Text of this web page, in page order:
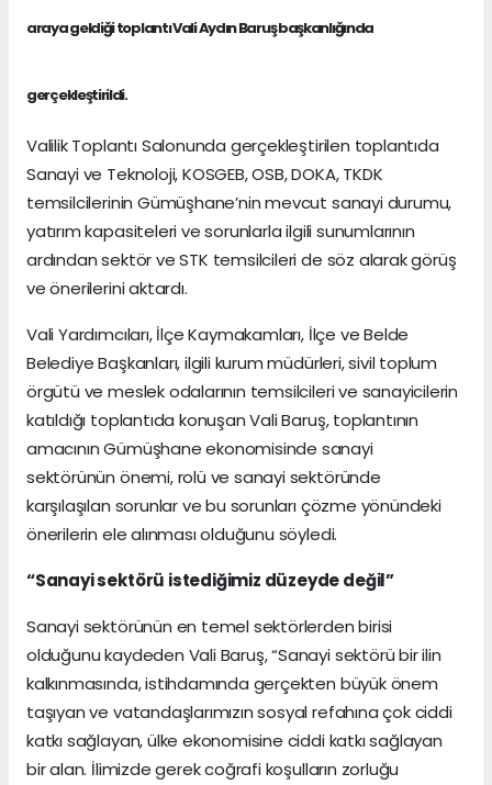
araya geldiği toplantı Vali Aydın Baruş başkanlığında
gerçekleştirildi.
Valilik Toplantı Salonunda gerçekleştirilen toplantıda
Sanayi ve Teknoloji, KOSGEB, OSB, DOKA, TKDK
temsilcilerinin Gümüşhane’nin mevcut sanayi durumu,
yatırım kapasiteleri ve sorunlarla ilgili sunumlarının
ardından sektör ve STK temsilcileri de söz alarak görüş
ve önerilerini aktardı.
Vali Yardımcıları, İlçe Kaymakamları, İlçe ve Belde
Belediye Başkanları, ilgili kurum müdürleri, sivil toplum
örgütü ve meslek odalarının temsilcileri ve sanayicilerin
katıldığı toplantıda konuşan Vali Baruş, toplantının
amacının Gümüşhane ekonomisinde sanayi
sektörünün önemi, rolü ve sanayi sektöründe
karşılaşılan sorunlar ve bu sorunları çözme yönündeki
önerilerin ele alınması olduğunu söyledi.
“Sanayi sektörü istediğimiz düzeyde değil”
Sanayi sektörünün en temel sektörlerden birisi
olduğunu kaydeden Vali Baruş, “Sanayi sektörü bir ilin
kalkınmasında, istihdamında gerçekten büyük önem
taşıyan ve vatandaşlarımızın sosyal refahına çok ciddi
katkı sağlayan, ülke ekonomisine ciddi katkı sağlayan
bir alan. İlimizde gerek coğrafi koşulların zorluğu